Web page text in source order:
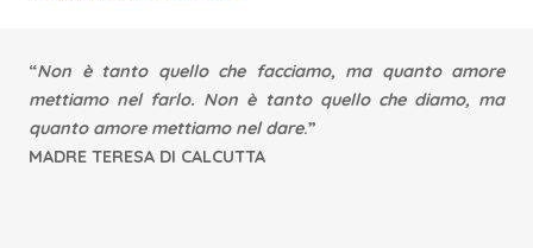
“Non è tanto quello che facciamo, ma quanto amore
mettiamo nel farlo. Non è tanto quello che diamo, ma
quanto amore mettiamo nel dare.”
MADRE TERESA DI CALCUTTA